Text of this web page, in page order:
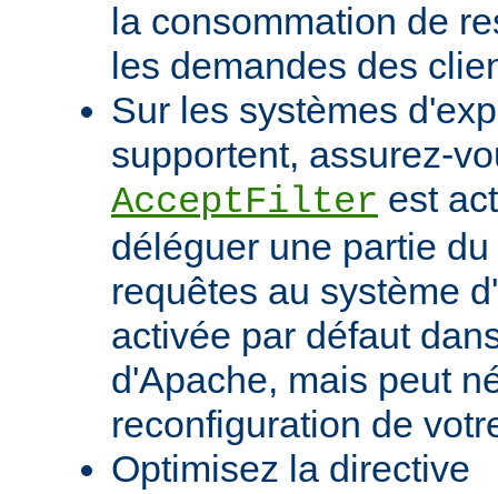
la consommation de
les demandes des
Sur les systèmes
supportent, assurez-
AcceptFilter est
déléguer une partie
requêtes au système
activée par défaut
d'Apache, mais peut
reconfiguration de
Optimisez la directive